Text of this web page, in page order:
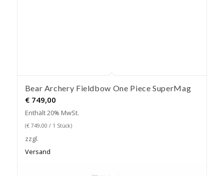
Bear Archery Fieldbow One Piece SuperMag
€749,00
Enthält 20% MwSt.
(€749,00 / 1 Stück)
zzgl.
Versand